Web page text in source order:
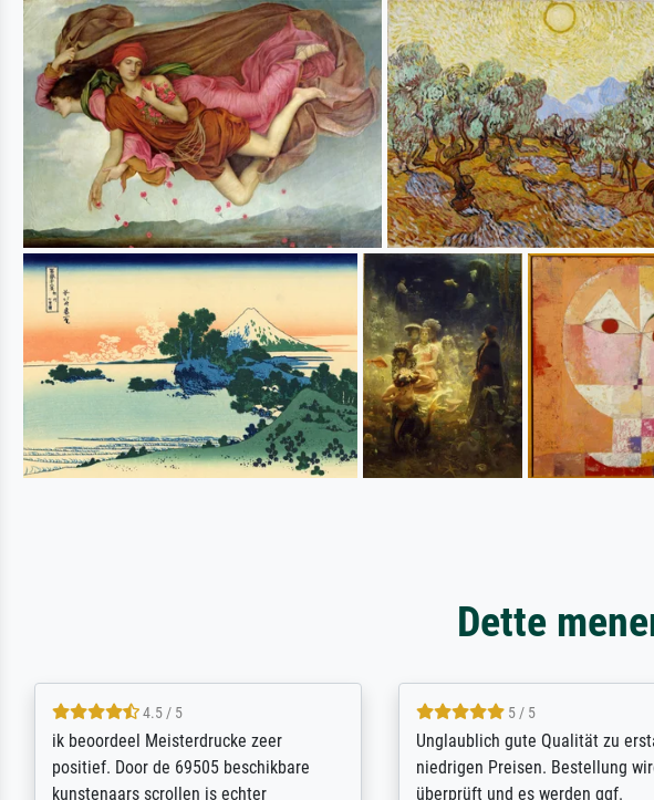
Dette
5 / 5
Die Zufriedenheit ist auch nicht dadurch
getrübt, dass das Bild entgegen einer
angegebenen Lieferanschrift (sollte
5 / 5
Excellent / Highly recommended.
selection, ordering and payment
were easy, shipping was efficient